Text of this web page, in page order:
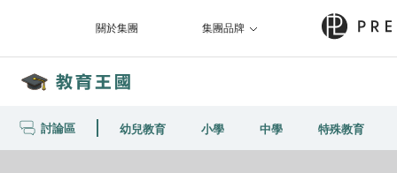
關於集團 集團品牌
討論區 幼兒教育 小學 中學 特殊教育